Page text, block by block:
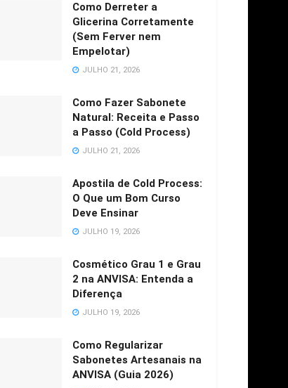
Como Derreter a
Glicerina Corretamente
(Sem Ferver nem
Empelotar)
JULHO 21, 2026
Como Fazer Sabonete
Natural: Receita e Passo
a Passo (Cold Process)
JULHO 21, 2026
Apostila de Cold Process:
O Que um Bom Curso
Deve Ensinar
JULHO 19, 2026
Cosmético Grau 1 e Grau
2 na ANVISA: Entenda a
Diferença
JULHO 19, 2026
Como Regularizar
Sabonetes Artesanais na
ANVISA (Guia 2026)